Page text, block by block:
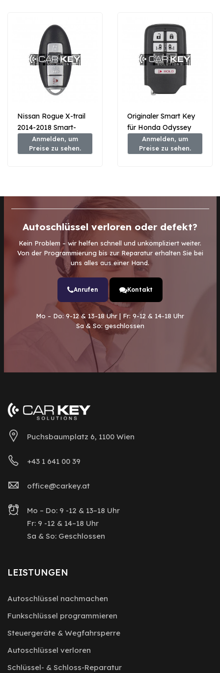
Nissan Rogue X-trail
2014-2018 Smart-
Fernschlüssel 3+1
Tasten 433MHz
Anmelden, um
Preise zu sehen.
Originaler Smart Key
für Honda Odyssey
(2018–2020), 433
MHz, 72147-THR-A11
Anmelden, um
Preise zu sehen.
Autoschlüssel verloren oder defekt?
Kein Problem – wir helfen schnell und unkompliziert weiter.
Von der Programmierung bis zur Reparatur erhalten Sie bei
uns alles aus einer Hand.
Anrufen Kontakt
Mo – Do: 9-12 & 13-18 Uhr | Fr: 9-12 & 14-18 Uhr
Sa & So: geschlossen
Puchsbaumplatz 6, 1100 Wien
+43 1 641 00 39
office@carkey.at
Mo – Do: 9 -12 & 13–18 Uhr
Fr: 9 -12 & 14–18 Uhr
Sa & So: Geschlossen
LEISTUNGEN
Autoschlüssel nachmachen
Funkschlüssel programmieren
Steuergeräte & Wegfahrsperre
Autoschlüssel verloren
Schlüssel- & Schloss-Reparatur